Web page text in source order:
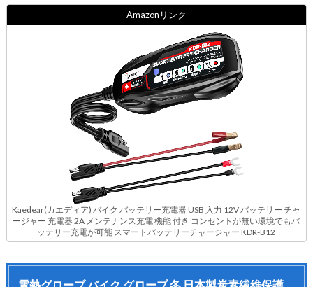
Amazonリンク
Kaedear(カエディア) バイク バッテリー充電器 USB 入力 12V バッテリー チャ
ージャー 充電器 2A メンテナンス充電 機能 付き コンセントが無い環境でもバ
ッテリー充電が可能 スマートバッテリーチャージャー KDR-B12